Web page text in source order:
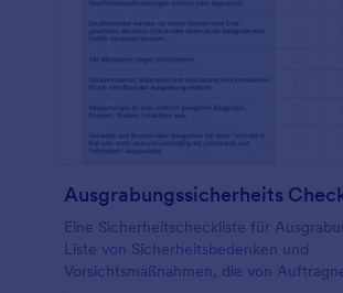
Ausgrabungssicherheits
Eine Sicherheitscheckliste für
Liste von Sicherheitsbedenken und
Vorsichtsmaßnahmen, die von